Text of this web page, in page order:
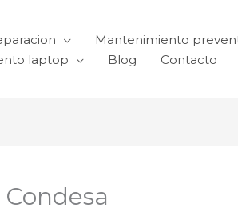
Mantenimiento
laptop
Blog Contacto